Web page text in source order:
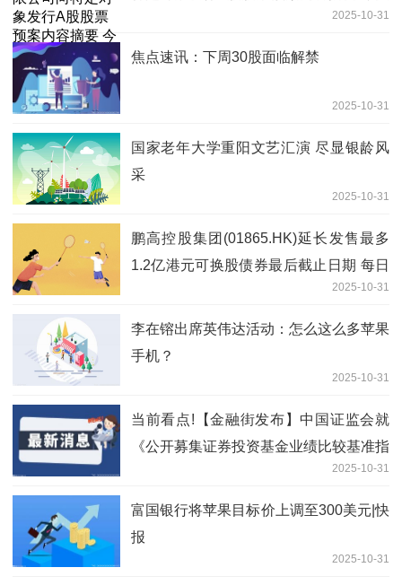
2025-10-31
焦点速讯：下周30股面临解禁
2025-10-31
国家老年大学重阳文艺汇演 尽显银龄风
采
2025-10-31
鹏高控股集团(01865.HK)延长发售最多
1.2亿港元可换股债券最后截止日期 每日
2025-10-31
李在镕出席英伟达活动：怎么这么多苹果
手机？
2025-10-31
当前看点!【金融街发布】中国证监会就
《公开募集证券投资基金业绩比较基准指
引（征求意见稿）》公开征求意见2025-10-31
富国银行将苹果目标价上调至300美元|快
报
2025-10-31